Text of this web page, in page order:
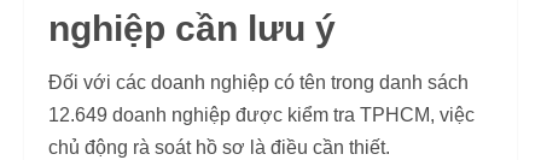
nghiệp cần lưu ý
Đối với các doanh nghiệp có tên trong danh sách
12.649 doanh nghiệp được kiểm tra TPHCM, việc
chủ động rà soát hồ sơ là điều cần thiết.